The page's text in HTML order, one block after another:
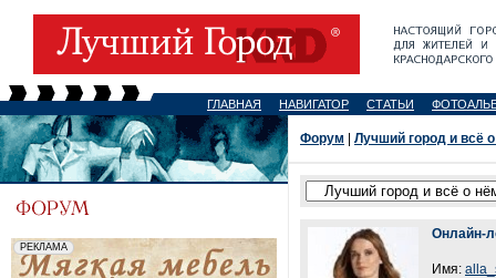
ГЛАВНАЯ НАВИГАТОР СТАТЬИ
Форум Лучший город и всё
Онлайн-
Имя: